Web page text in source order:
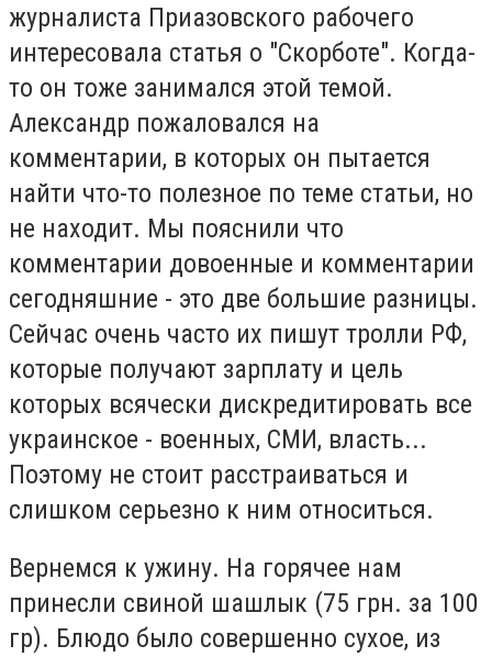
журналиста Приазовского рабочего
интересовала статья о "Скорботе". Когда-
то он тоже занимался этой темой.
Александр пожаловался на
комментарии, в которых он пытается
найти что-то полезное по теме статьи, но
не находит. Мы пояснили что
комментарии довоенные и комментарии
сегодняшние - это две большие разницы.
Сейчас очень часто их пишут тролли РФ,
которые получают зарплату и цель
которых всячески дискредитировать все
украинское - военных, СМИ, власть...
Поэтому не стоит расстраиваться и
слишком серьезно к ним относиться.
Вернемся к ужину. На горячее нам
принесли свиной шашлык (75 грн. за 100
гр). Блюдо было совершенно сухое, из